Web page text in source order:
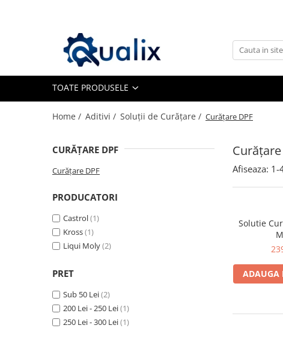
Toate Produsele
Antigel
Solutii Parbriz
Aditivi AdBlue
Soluții de Curățare
Curățare DPF
Adaptoare LED
Anulatoare eoare LED
Auxiliare Halogen
TOATE PRODUSELE
Home / Aditivi / Soluții de Curățare / Curățare DPF
Curățare
CURĂȚARE DPF
Curățare DPF
PRODUCATORI
Castrol(1)
Kross(1)
Liqui Moly(2)
PRET
Sub 50 Lei(2)
200 Lei - 250 Lei(1)
250 Lei - 300 Lei(1)
Afiseaza: 1-
Solutie
ADAUGA